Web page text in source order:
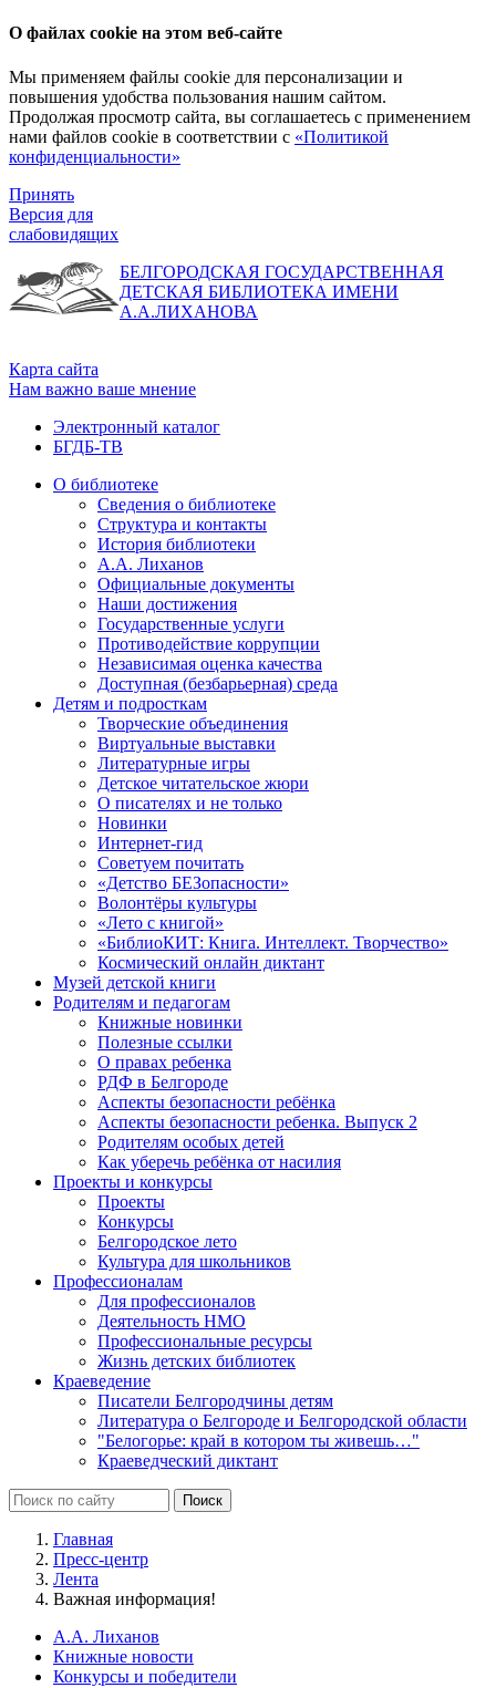
О файлах cookie на этом веб-сайте
Мы применяем файлы cookie для персонализации и
повышения удобства пользования нашим сайтом.
Продолжая просмотр сайта, вы соглашаетесь с применением
нами файлов cookie в соответствии с «Политикой
конфиденциальности»
Принять
Версия для
слабовидящих
БЕЛГОРОДСКАЯ ГОСУДАРСТВЕННАЯ
ДЕТСКАЯ БИБЛИОТЕКА ИМЕНИ
А.А.ЛИХАНОВА
Карта сайта
Нам важно ваше мнение
Электронный каталог
БГДБ-ТВ
О библиотеке
Сведения о библиотеке
Структура и контакты
История библиотеки
А.А. Лиханов
Официальные документы
Наши достижения
Государственные услуги
Противодействие коррупции
Независимая оценка качества
Доступная (безбарьерная) среда
Детям и подросткам
Творческие объединения
Виртуальные выставки
Литературные игры
Детское читательское жюри
О писателях и не только
Новинки
Интернет-гид
Советуем почитать
«Детство БЕЗопасности»
Волонтёры культуры
«Лето с книгой»
«БиблиоКИТ: Книга. Интеллект. Творчество»
Космический онлайн диктант
Музей детской книги
Родителям и педагогам
Книжные новинки
Полезные ссылки
О правах ребенка
РДФ в Белгороде
Аспекты безопасности ребёнка
Аспекты безопасности ребенка. Выпуск 2
Родителям особых детей
Как уберечь ребёнка от насилия
Проекты и конкурсы
Проекты
Конкурсы
Белгородское лето
Культура для школьников
Профессионалам
Для профессионалов
Деятельность НМО
Профессиональные ресурсы
Жизнь детских библиотек
Краеведение
Писатели Белгородчины детям
Литература о Белгороде и Белгородской области
"Белогорье: край в котором ты живешь…"
Краеведческий диктант
Главная
Пресс-центр
Лента
Важная информация!
А.А. Лиханов
Книжные новости
Конкурсы и победители